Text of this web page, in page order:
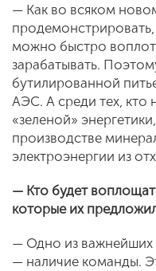
— Как во всяком
можно быстро
зарабатывать.
бутилированной
АЭС. А среди тех, кто
«зеленой»
производстве
электроэнергии из
— Кто будет
которые их
— Одно из важнейших
— наличие команды.